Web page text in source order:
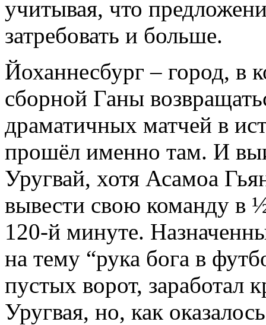
учитывая, что
затребовать и больше.
Йоханнесбург – город, в
сборной Ганы
драматичных матчей в
прошёл именно там. И
Уругвай, хотя Асамоа
вывести свою команду в
120-й минуте.
на тему “рука бога в
пустых ворот, заработал
Уругвая, но, как